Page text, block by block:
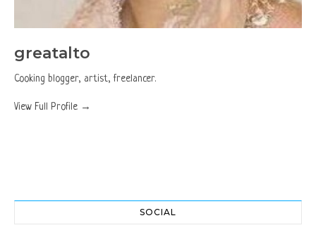
greatalto
Cooking blogger, artist, freelancer.
View Full Profile →
SOCIAL